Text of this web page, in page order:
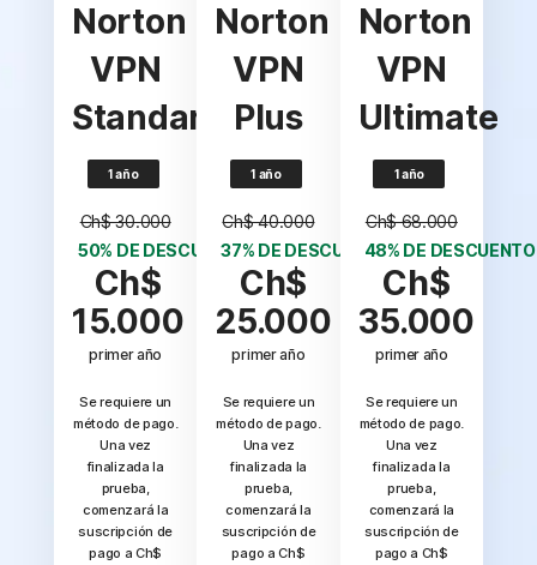
Norton
VPN
Standard
1 año
Ch$ 30.000
50% DE DESCUENTO*
Ch$
15.000
primer año
Se requiere un
método de pago.
Una vez
finalizada la
prueba,
comenzará la
suscripción de
pago a Ch$
Norton
VPN
Plus
1 año
Ch$ 40.000
37% DE DESCUENTO*
Ch$
25.000
primer año
Se requiere un
método de pago.
Una vez
finalizada la
prueba,
comenzará la
suscripción de
pago a Ch$
Norton
VPN
Ultimate
1 año
Ch$ 68.000
48% DE
Ch$
35.000
primer año
Se requiere un
método de pago.
Una vez
finalizada la
prueba,
comenzará la
suscripción de
pago a Ch$